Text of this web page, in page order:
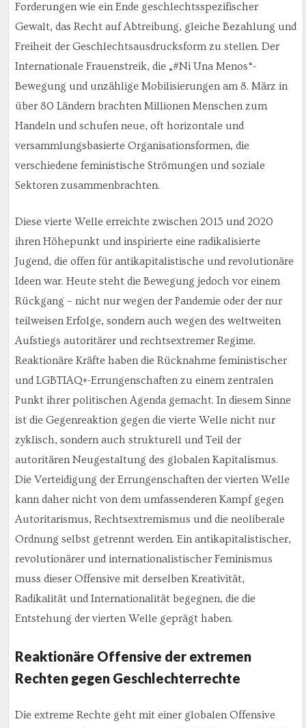
Forderungen wie ein Ende geschlechtsspezifischer
Gewalt, das Recht auf Abtreibung, gleiche Bezahlung und
Freiheit der Geschlechtsausdrucksform zu stellen. Der
Internationale Frauenstreik, die „#Ni Una Menos“-
Bewegung und unzählige Mobilisierungen am 8. März in
über 80 Ländern brachten Millionen Menschen zum
Handeln und schufen neue, oft horizontale und
versammlungsbasierte Organisationsformen, die
verschiedene feministische Strömungen und soziale
Sektoren zusammenbrachten.
Diese vierte Welle erreichte zwischen 2015 und 2020
ihren Höhepunkt und inspirierte eine radikalisierte
Jugend, die offen für antikapitalistische und revolutionäre
Ideen war. Heute steht die Bewegung jedoch vor einem
Rückgang – nicht nur wegen der Pandemie oder der nur
teilweisen Erfolge, sondern auch wegen des weltweiten
Aufstiegs autoritärer und rechtsextremer Regime.
Reaktionäre Kräfte haben die Rücknahme feministischer
und LGBTIAQ+-Errungenschaften zu einem zentralen
Punkt ihrer politischen Agenda gemacht. In diesem Sinne
ist die Gegenreaktion gegen die vierte Welle nicht nur
zyklisch, sondern auch strukturell und Teil der
autoritären Neugestaltung des globalen Kapitalismus.
Die Verteidigung der Errungenschaften der vierten Welle
kann daher nicht von dem umfassenderen Kampf gegen
Autoritarismus, Rechtsextremismus und die neoliberale
Ordnung selbst getrennt werden. Ein antikapitalistischer,
revolutionärer und internationalistischer Feminismus
muss dieser Offensive mit derselben Kreativität,
Radikalität und Internationalität begegnen, die die
Entstehung der vierten Welle geprägt haben.
Reaktionäre Offensive der extremen
Rechten gegen Geschlechterrechte
Die extreme Rechte geht mit einer globalen Offensive